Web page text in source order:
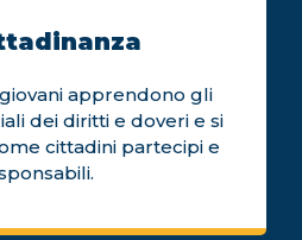
apprendono gli
dei diritti e doveri e si
cittadini partecipi e